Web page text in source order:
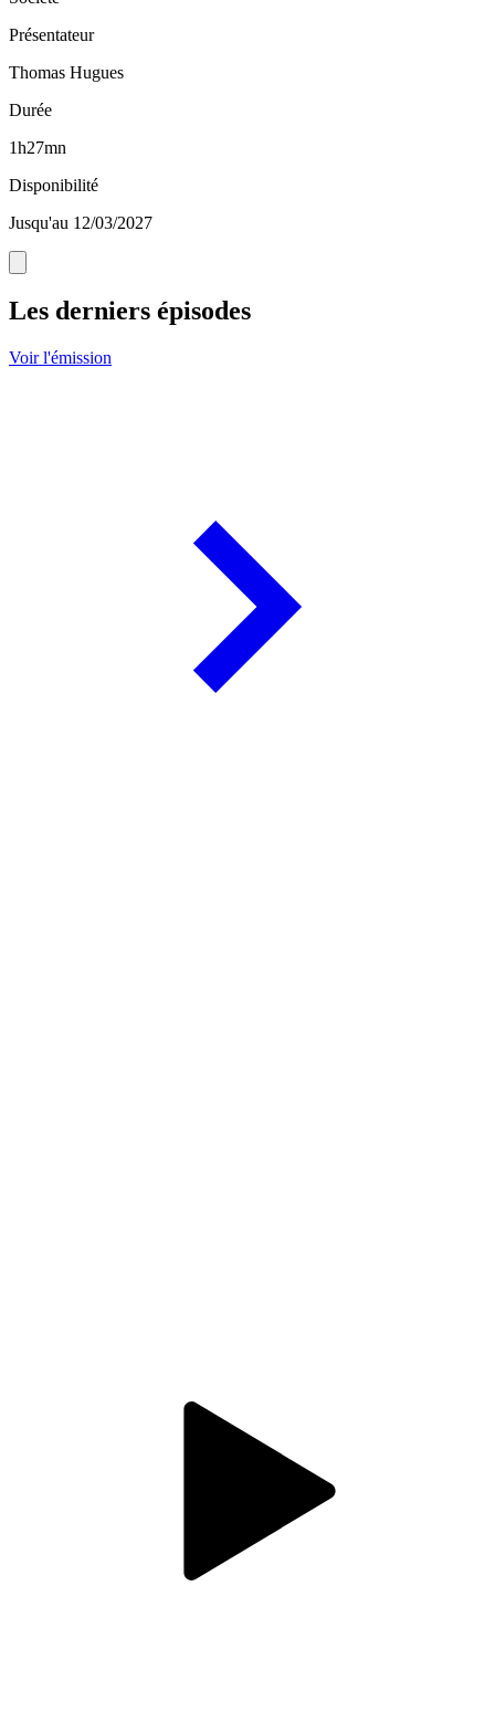
Présentateur
Thomas Hugues
Durée
1h27mn
Disponibilité
Jusqu'au 12/03/2027
Les derniers épisodes
Voir l'émission